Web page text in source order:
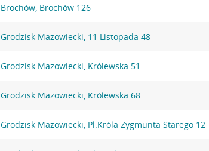
Brochów, Brochów 126
Grodzisk Mazowiecki, 11 Listopada 48
Grodzisk Mazowiecki, Królewska 51
Grodzisk Mazowiecki, Królewska 68
Grodzisk Mazowiecki, Pl.Króla Zygmunta Starego 12